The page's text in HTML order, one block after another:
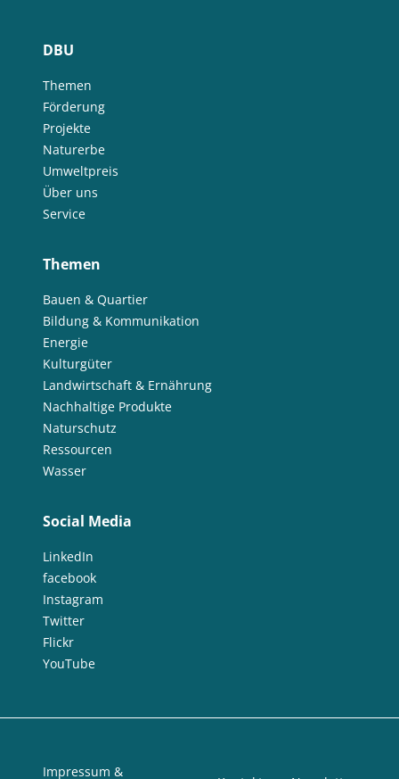
DBU
Themen
Förderung
Projekte
Naturerbe
Umweltpreis
Über uns
Service
Themen
Bauen & Quartier
Bildung & Kommunikation
Energie
Kulturgüter
Landwirtschaft & Ernährung
Nachhaltige Produkte
Naturschutz
Ressourcen
Wasser
Social Media
LinkedIn
facebook
Instagram
Twitter
Flickr
YouTube
Impressum &